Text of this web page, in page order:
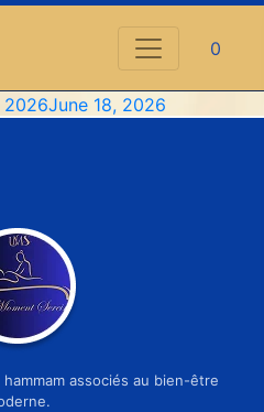
0
2026June 18, 2026
associés au bien-être